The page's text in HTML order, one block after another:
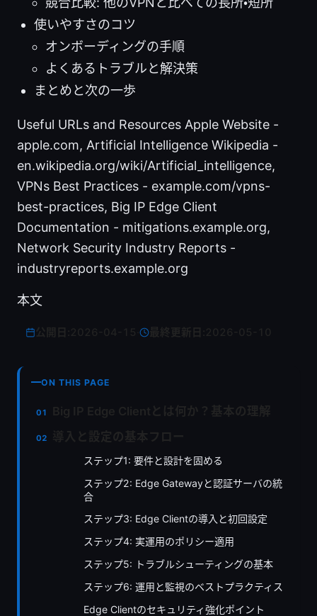
使いやすさのコツ
オンボーディングの手順
よくあるトラブルと解決策
まとめと次の一歩
Useful URLs and Resources Apple Website -
apple.com, Artificial Intelligence Wikipedia -
en.wikipedia.org/wiki/Artificial_intelligence,
VPNs Best Practices - example.com/vpns-
best-practices, Big IP Edge Client
Documentation - mitigations.example.org,
Network Security Industry Reports -
industryreports.example.org
本文
最終更新日:
ON THIS PAGE
ステップ1: 要件と設計を固める
ステップ2: Edge Gatewayと認証サーバの統
合
ステップ3: Edge Clientの導入と初回設定
ステップ4: 実運用のポリシー適用
ステップ5: トラブルシューティングの基本
ステップ6: 運用と監視のベストプラクティス
Edge Clientのセキュリティ強化ポイント